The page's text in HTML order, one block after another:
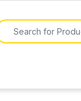
for: